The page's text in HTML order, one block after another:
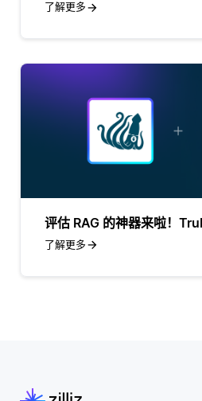
了解更多
评估 RAG 的神器来啦！
了解更多